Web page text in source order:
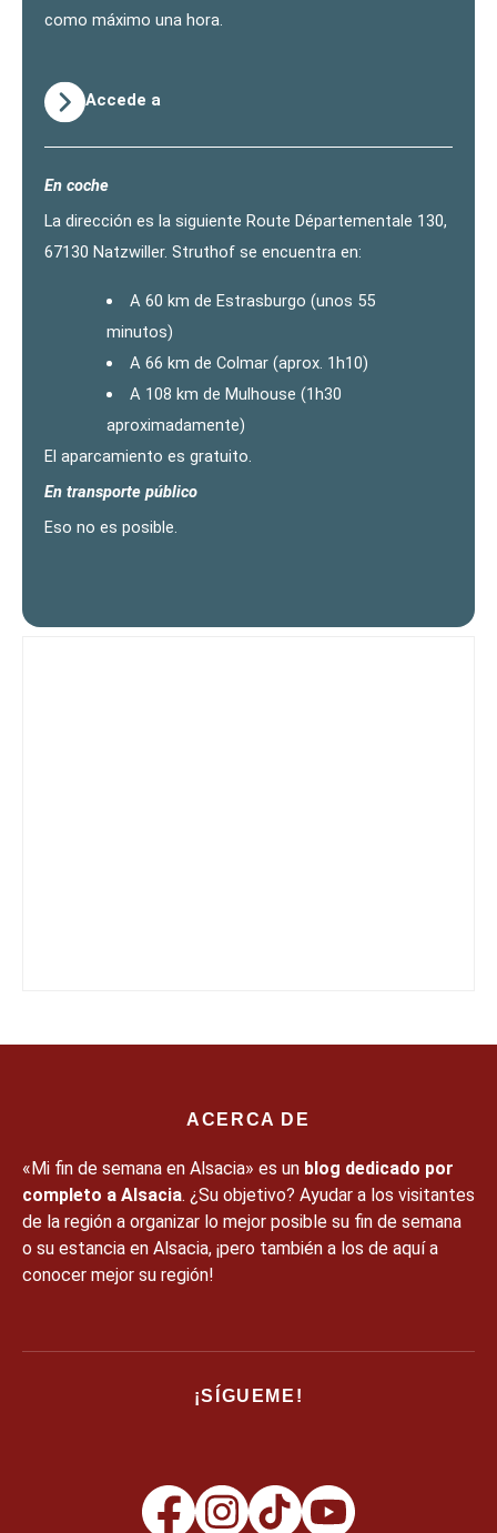
como máximo una hora.
Accede a
En coche
La dirección es la siguiente Route Départementale 130,
67130 Natzwiller. Struthof se encuentra en:
A 60 km de Estrasburgo (unos 55
minutos)
A 66 km de Colmar (aprox. 1h10)
A 108 km de Mulhouse (1h30
aproximadamente)
El aparcamiento es gratuito.
En transporte público
Eso no es posible.
ACERCA DE
«Mi fin de semana en Alsacia» es un blog dedicado por
completo a Alsacia. ¿Su objetivo? Ayudar a los visitantes
de la región a organizar lo mejor posible su fin de semana
o su estancia en Alsacia, ¡pero también a los de aquí a
conocer mejor su región!
¡SÍGUEME!